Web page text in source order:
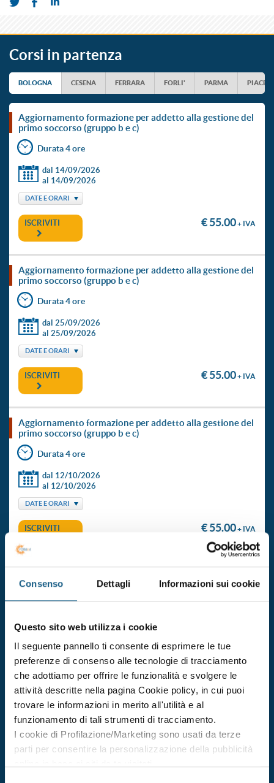
Consenso Dettagli Informazioni sui cookie
Questo sito web utilizza i cookie
Il seguente pannello ti consente di esprimere le tue
preferenze di consenso alle tecnologie di tracciamento
che adottiamo per offrire le funzionalità e svolgere le
attività descritte nella pagina Cookie policy, in cui puoi
trovare le informazioni in merito all'utilità e al
funzionamento di tali strumenti di tracciamento.
I cookie di Profilazione/Marketing sono usati da terze
parti per consentire la personalizzazione della pubblicità
Corsi in partenza
BOLOGNA CESENA FERRARA FORLI' PARMA
aggiornamento formazione per addetto alla gestione del
primo soccorso (gruppo b e c)
Durata 4 ore
dal 14/09/2026
al 14/09/2026
DATE E ORARI
ISCRIVITI € 55.00+ IVA
aggiornamento formazione per addetto alla gestione del
primo soccorso (gruppo b e c)
Durata 4 ore
dal 25/09/2026
al 25/09/2026
DATE E ORARI
ISCRIVITI € 55.00+ IVA
aggiornamento formazione per addetto alla gestione del
primo soccorso (gruppo b e c)
Durata 4 ore
dal 12/10/2026
al 12/10/2026
DATE E ORARI
ISCRIVITI € 55.00+ IVA
primo soccorso (gruppo b e c)
dal 23/10/2026
DATE E ORARI
ISCRIVITI € 55.00
primo soccorso (gruppo b e c)